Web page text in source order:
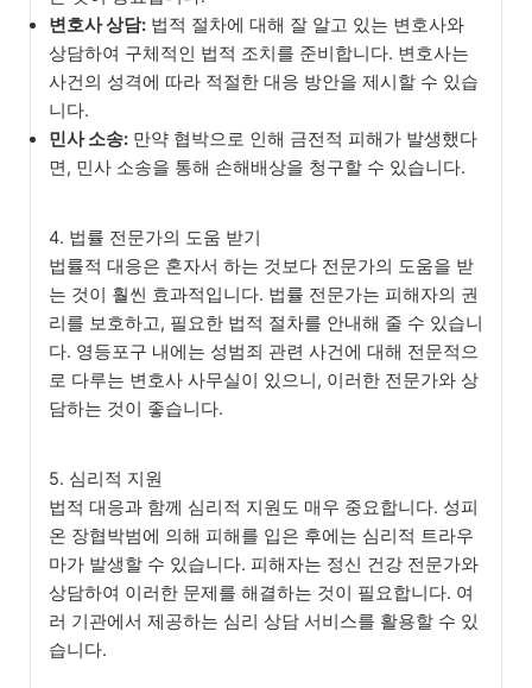
변호사 상담: 법적 절차에 대해 잘 알고 있는 변호사와
상담하여 구체적인 법적 조치를 준비합니다. 변호사는
사건의 성격에 따라 적절한 대응 방안을 제시할 수 있습
니다.
민사 소송: 만약 협박으로 인해 금전적 피해가 발생했다
면, 민사 소송을 통해 손해배상을 청구할 수 있습니다.
4. 법률 전문가의 도움 받기
법률적 대응은 혼자서 하는 것보다 전문가의 도움을 받
는 것이 훨씬 효과적입니다. 법률 전문가는 피해자의 권
리를 보호하고, 필요한 법적 절차를 안내해 줄 수 있습니
다. 영등포구 내에는 성범죄 관련 사건에 대해 전문적으
로 다루는 변호사 사무실이 있으니, 이러한 전문가와 상
담하는 것이 좋습니다.
5. 심리적 지원
법적 대응과 함께 심리적 지원도 매우 중요합니다. 성피
온 장협박범에 의해 피해를 입은 후에는 심리적 트라우
마가 발생할 수 있습니다. 피해자는 정신 건강 전문가와
상담하여 이러한 문제를 해결하는 것이 필요합니다. 여
러 기관에서 제공하는 심리 상담 서비스를 활용할 수 있
습니다.